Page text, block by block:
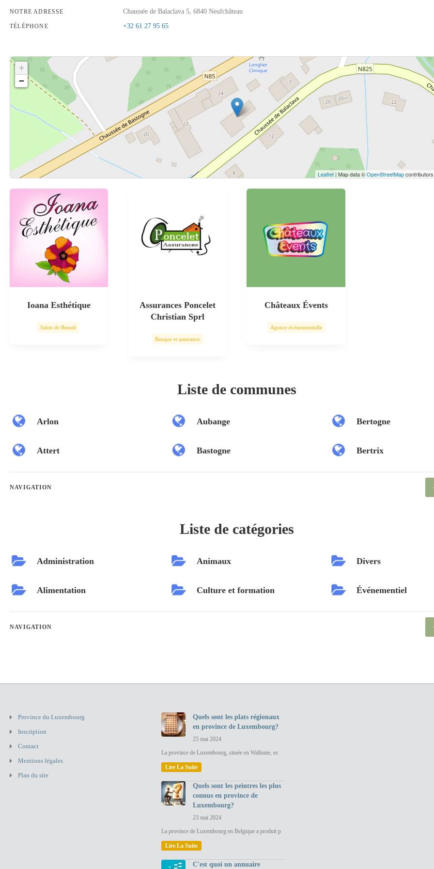
NOTRE ADRESSE Chaussée de Balaclava 5, 6840 Neufchâteau
TÉLÉPHONE +32 61 27 95 65
Cliquez sur le bouton pour afficher la carte.
Voir la carte
+
−
Leaflet| Map data ©OpenStreetMapcontributors,
Ioana Esthétique
Salon de Beauté
Assurances Poncelet
Christian Sprl
Banque et assurance
Châteaux Évents
Agence événementielle
Liste de communes
Arlon
Attert
Aubange
Bastogne
Bertogne
Bertrix
NAVIGATION
Liste de catégories
Administration
Alimentation
Animaux
Culture et formation
Divers
Événementiel
NAVIGATION
Province du Luxembourg
Inscription
Contact
Mentions légales
Plan du site
Quels sont les plats régionaux
en province de Luxembourg?
25 mai 2024
La province de Luxembourg, située en Wallonie, es
Lire La Suite
Quels sont les peintres les plus
connus en province de
Luxembourg?
23 mai 2024
La province de Luxembourg en Belgique a produit p
Lire La Suite
C'est quoi un annuaire